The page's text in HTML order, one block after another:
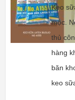
Keo
mộc.
thủ
hàng
băn
keo